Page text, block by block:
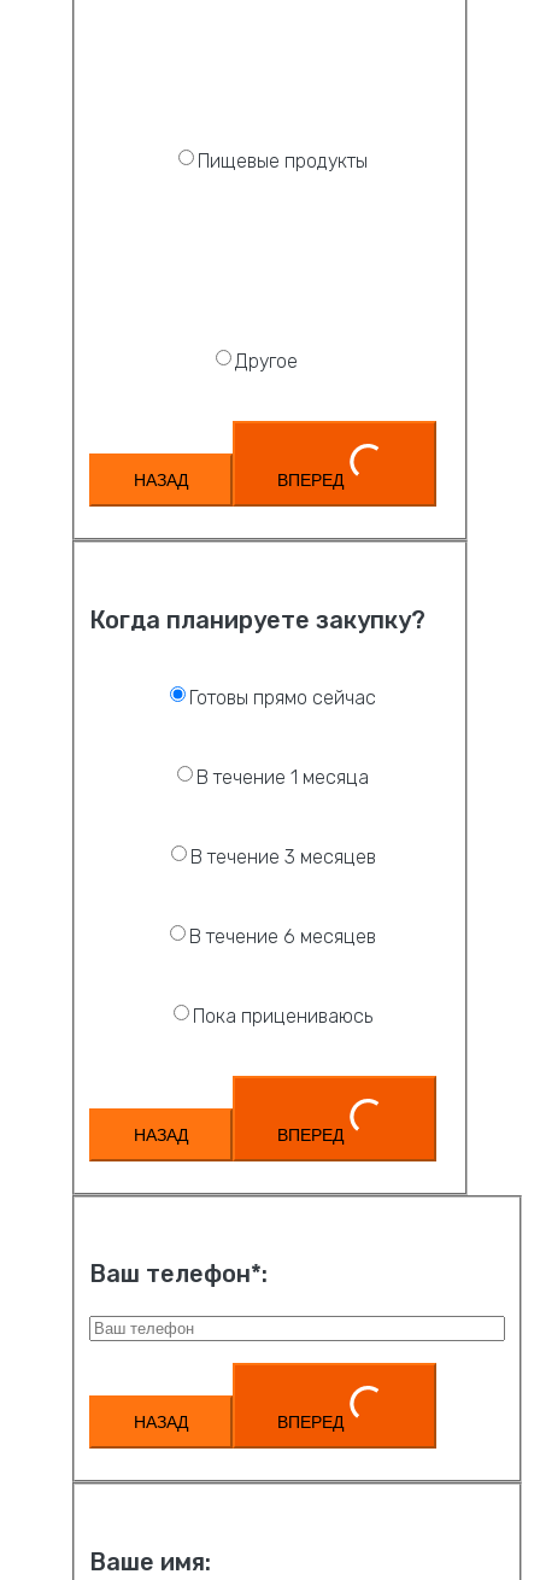
Пищевые продукты
Другое
НАЗАД ВПЕРЕД
Когда планируете закупку?
Готовы прямо сейчас
В течение 1 месяца
В течение 3 месяцев
В течение 6 месяцев
Пока прицениваюсь
НАЗАД ВПЕРЕД
Ваш телефон*:
НАЗАД ВПЕРЕД
Ваше имя: